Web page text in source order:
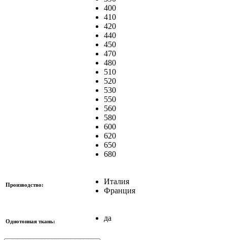
400
410
420
440
450
470
480
510
520
530
550
560
580
600
620
650
680
Производство:
Италия
Франция
Однотонная ткань: да